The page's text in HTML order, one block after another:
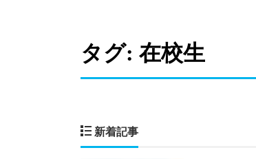
タグ: 在校生
新着記事